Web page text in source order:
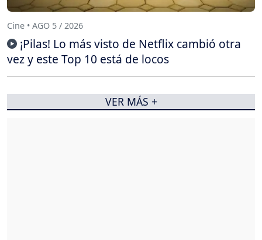
Cine • AGO 5 / 2026
¡Pilas! Lo más visto de Netflix cambió otra
vez y este Top 10 está de locos
VER MÁS +